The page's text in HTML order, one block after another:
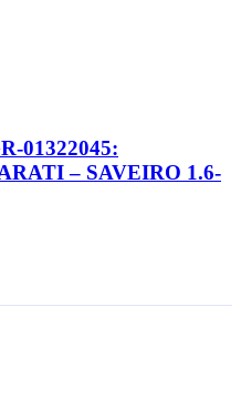
01322045:
– SAVEIRO 1.6-